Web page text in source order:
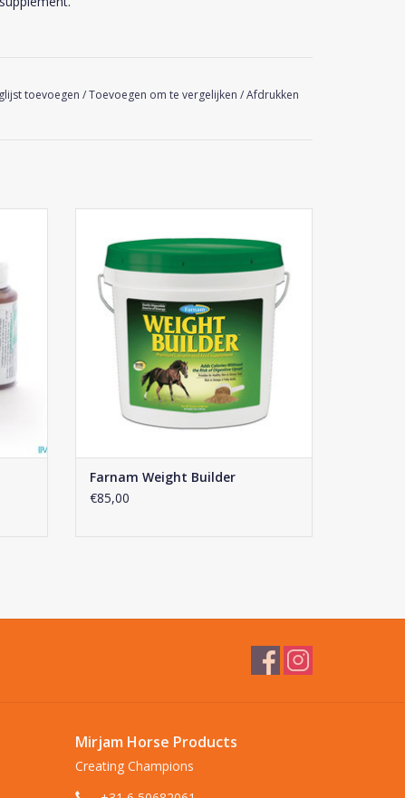
toevoegen /Toevoegen om te vergelijken /Afdrukken
TOEVOEGEN AAN WINKELWAGEN
Farnam Weight Builder
€85,00
Mirjam Horse Products
Creating Champions